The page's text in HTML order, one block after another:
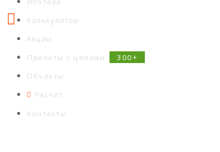
Калькулятор
Акции
Проекты с ценами
Объекты
Расчет
Контакты